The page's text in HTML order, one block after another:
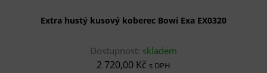
Extra hustý kusový koberec Bowi Exa EX0320
Dostupnost: skladem
2 720,00 Kč s DPH